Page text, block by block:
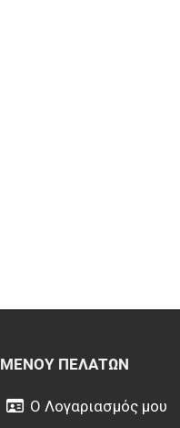
ΜΕΝΟΎ ΠΕΛΑΤΏΝ
Ο Λογαριασμός μου